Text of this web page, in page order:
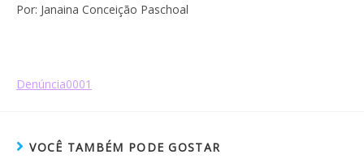
Por: Janaina Conceição Paschoal
Denúncia0001
VOCÊ TAMBÉM PODE GOSTAR